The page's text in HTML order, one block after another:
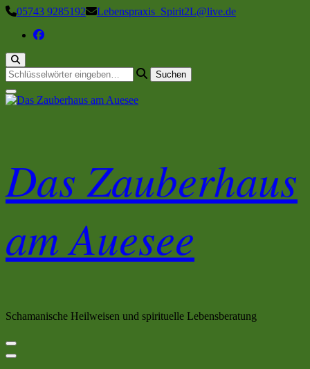
Zum
springen
05743 9285192 Lebenspraxis_Spirit2L@live.de
Suchst
du
nach
Das Zauberhaus
am Auesee
Schamanische Heilweisen und spirituelle Lebensberatung